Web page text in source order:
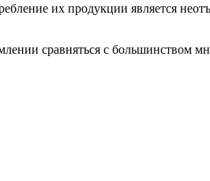
их продукции является
сравняться с большинством